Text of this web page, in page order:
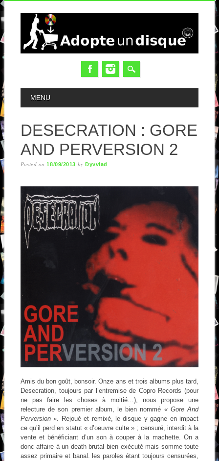
MAIN MENU
MENU
DESECRATION : GORE
AND PERVERSION 2
Posted on18/09/2013 byDyvvlad
Amis du bon goût, bonsoir. Onze ans et trois albums plus tard,
Desecration, toujours par l’entremise de Copro Records (pour
ne pas faire les choses à moitié…), nous propose une
relecture de son premier album, le bien nommé « Gore And
Perversion ». Rejoué et remixé, le disque y gagne en impact
ce qu’il perd en statut « d’oeuvre culte » ; censuré, interdit à la
vente et bénéficiant d’un son à couper à la machette. On a
donc affaire à un death brutal bien exécuté mais somme toute
assez primaire et banal. les paroles étant toujours censurées,